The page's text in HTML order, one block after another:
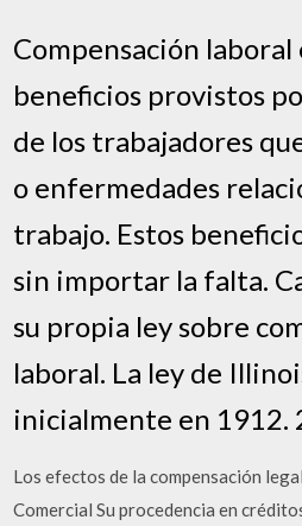
Compensación laboral
beneficios provistos
de los trabajadores
o enfermedades
trabajo. Estos
sin importar la falta.
su propia ley sobre
laboral. La ley de
inicialmente en 1912.
Los efectos de la compensación
Comercial Su procedencia en